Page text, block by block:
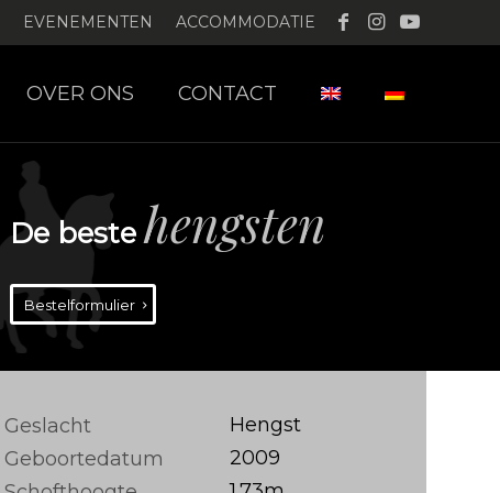
EVENEMENTEN ACCOMMODATIE
OVER ONS CONTACT
De beste hengsten
Bestelformulier
Geslacht
Hengst
Geboortedatum
2009